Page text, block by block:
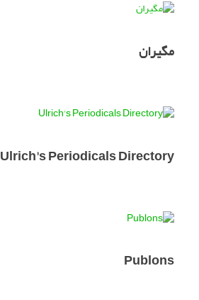
مگیران
Ulrich's Periodicals Directory
Publons